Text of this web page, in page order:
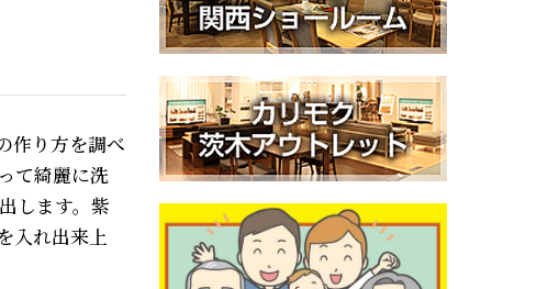
作り方を調べ
て綺麗に洗
します。紫
入れ出来上